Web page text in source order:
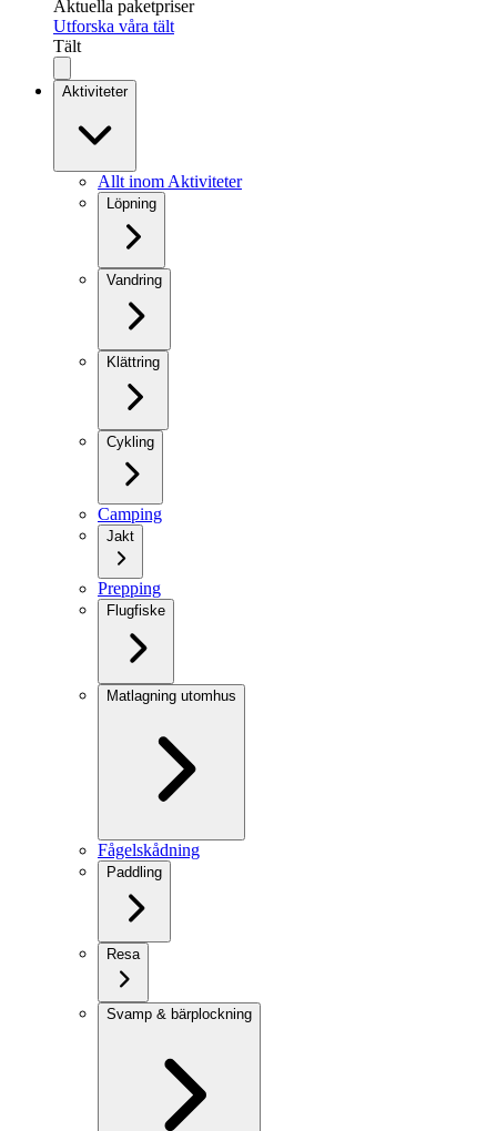
Aktuella paketpriser
Utforska våra tält
Tält
Aktiviteter
Allt inom Aktiviteter
Löpning
Vandring
Klättring
Cykling
Camping
Jakt
Prepping
Flugfiske
Matlagning utomhus
Fågelskådning
Paddling
Resa
Svamp & bärplockning